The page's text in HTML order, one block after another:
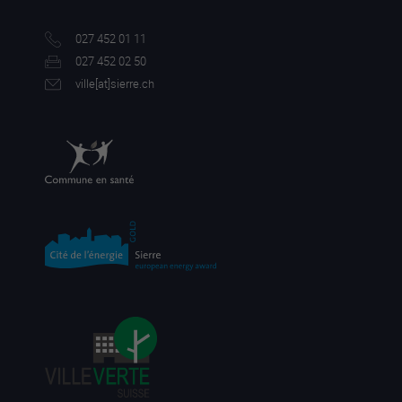
027 452 01 11
027 452 02 50
ville[at]sierre.ch